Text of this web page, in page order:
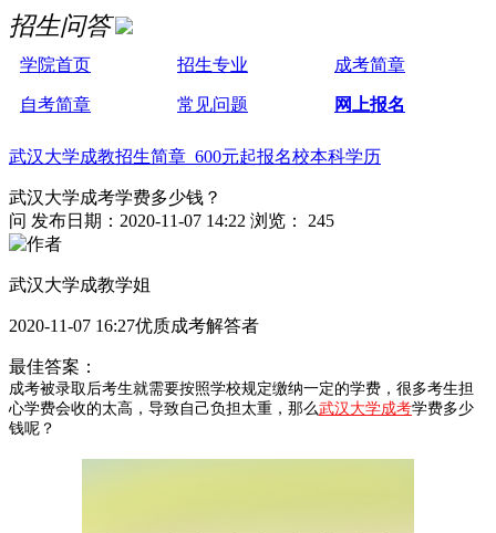
招生问答
学院首页 招生专业 成考简章
自考简章 常见问题 网上报名
武汉大学成教招生简章 600元起报名校本科学历
武汉大学成考学费多少钱？
问 发布日期：2020-11-07 14:22 浏览： 245
武汉大学成教学姐
2020-11-07 16:27优质成考解答者
最佳答案：
成考被录取后考生就需要按照学校规定缴纳一定的学费，很多考生担
心学费会收的太高，导致自己负担太重，那么武汉大学成考学费多少
钱呢？